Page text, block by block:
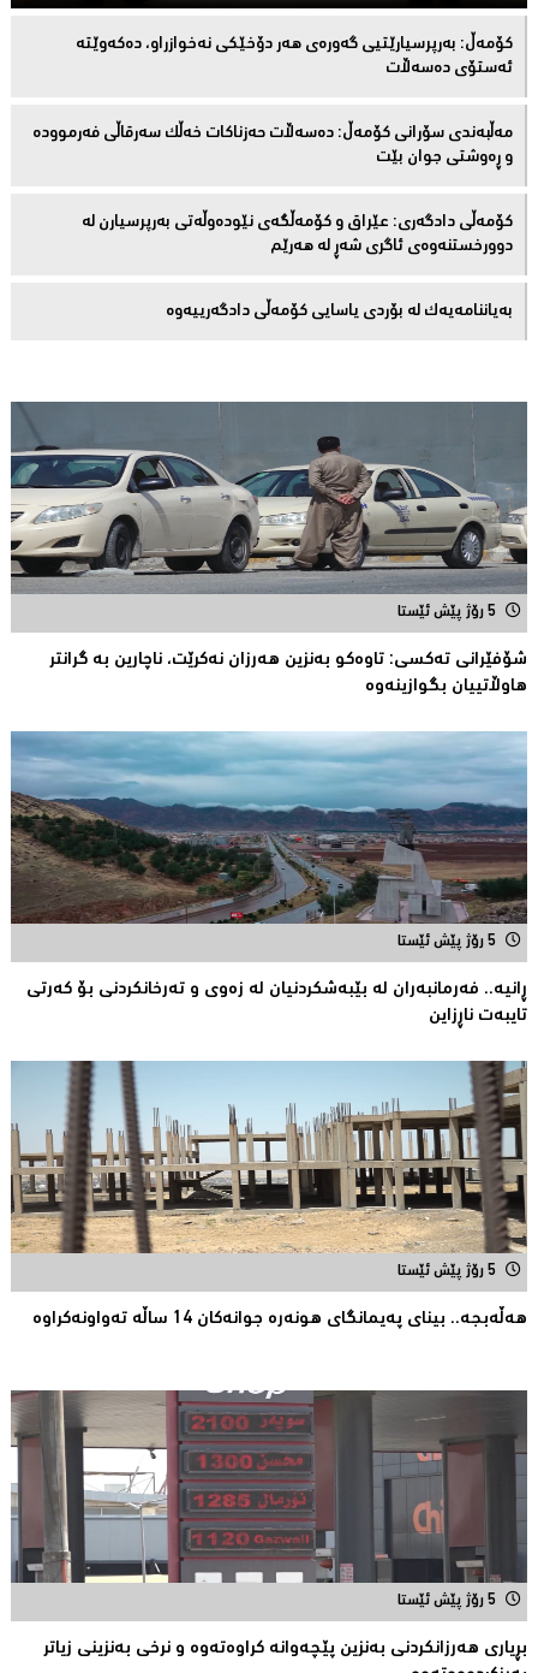
كۆمەڵ: بەرپرسیارێتیی گەورەی هەر دۆخێکی نەخوازراو، دەكەوێتە
ئەستۆی دەسەڵات
مەڵبەندى سۆرانى کۆمەڵ: دەسەڵات حەزناکات خەڵک سەرقاڵى فەرموودە
و ڕەوشتى جوان بێت
کۆمەڵى دادگەرى: عێراق و كۆمەڵگەی نێودەوڵەتی بەرپرسیارن لە
دوورخستنەوەى ئاگری شەڕ لە هەرێم
بەیاننامەیەک لە بۆردی یاسایی کۆمەڵی دادگەرییەوە
5 رۆژ پێش ئێستا
شۆفێرانى تەکسى: تاوەکو بەنزین هەرزان نەکرێت، ناچارین بە گرانتر
هاوڵاتییان بگوازینەوە
5 رۆژ پێش ئێستا
ڕانیە.. فەرمانبەران لە بێبەشکردنیان لە زەوى و تەرخانکردنى بۆ کەرتى
تایبەت ناڕزاین
5 رۆژ پێش ئێستا
هەڵەبجە.. بینای پەیمانگای هونەرە جوانەكان 14 ساڵە تەواونەکراوە
5 رۆژ پێش ئێستا
بڕیارى هەرزانکردنى بەنزین پێچەوانە کراوەتەوە و نرخى بەنزینى زیاتر